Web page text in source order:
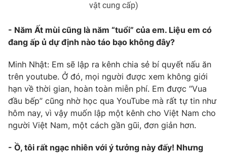
® Cấm sao chép dưới mọi hình thức nếu không có sự chấp
thuận bằng văn bản. Ghi rõ nguồn VTV.vn khi phát hành lại
thông tin từ website này.
vật cung cấp)
- Năm Ất mùi cũng là năm “tuổi” của em. Liệu em có
đang ấp ủ dự định nào táo bạo không đây?
Minh Nhật: Em sẽ lập ra kênh chia sẻ bí quyết nấu ăn
trên youtube. Ở đó, mọi người được xem không giới
hạn về thời gian, hoàn toàn miễn phí. Em được “Vua
đầu bếp” cũng nhờ học qua YouTube mà rất tự tin như
hôm nay, vì vậy muốn lập một kênh cho Việt Nam cho
người Việt Nam, một cách gần gũi, đơn giản hơn.
- Ồ, tôi rất ngạc nhiên với ý tưởng này đấy! Nhưng